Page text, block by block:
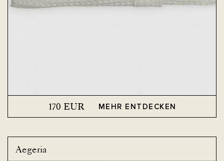
170 EUR MEHR ENTDECKEN
Aegeria